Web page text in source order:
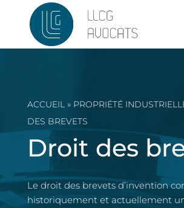
ACCUEIL» PROPRIÉTÉ
DES BREVETS
Droit des
Le droit des brevets d’invention
historiquement et actuellement